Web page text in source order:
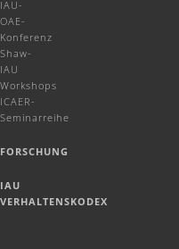
IAU-
OAE-
Konferenz
Shaw-
IAU
Workshops
ICAER-
Seminarreihe
FORSCHUNG
IAU
VERHALTENSKODEX